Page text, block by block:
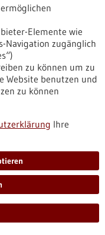
zurücksetzen
Elemente wie
Navigation zugänglich
zu können um zu
Website benutzen und
zu können
Ihre